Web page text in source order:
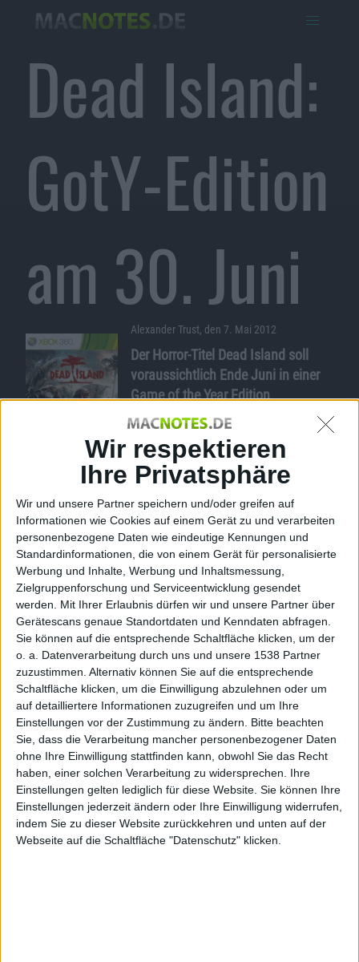
Wir respektieren
Ihre Privatsphäre
Wir und unsere Partner speichern und/oder greifen auf
Informationen wie Cookies auf einem Gerät zu und verarbeiten
personenbezogene Daten wie eindeutige Kennungen und
Standardinformationen, die von einem Gerät für personalisierte
Werbung und Inhalte, Werbung und Inhaltsmessung,
Zielgruppenforschung und Serviceentwicklung gesendet
werden.
Mit Ihrer Erlaubnis dürfen wir und unsere Partner über
Gerätescans genaue Standortdaten und Kenndaten abfragen.
Sie können auf die entsprechende Schaltfläche klicken, um der
o. a. Datenverarbeitung durch uns und unsere 1538 Partner
zuzustimmen. Alternativ können Sie auf die entsprechende
Schaltfläche klicken, um die Einwilligung abzulehnen oder um
auf detailliertere Informationen zuzugreifen und um Ihre
Einstellungen vor der Zustimmung zu ändern.
Bitte beachten
Sie, dass die Verarbeitung mancher personenbezogener Daten
ohne Ihre Einwilligung stattfinden kann, obwohl Sie das Recht
haben, einer solchen Verarbeitung zu widersprechen. Ihre
Einstellungen gelten lediglich für diese Website. Sie können Ihre
Einstellungen jederzeit ändern oder Ihre Einwilligung widerrufen,
indem Sie zu dieser Website zurückkehren und unten auf der
Webseite auf die Schaltfläche "Datenschutz" klicken.
Dead Island:
GotY-Edition
am 30. Juni
Alexander Trust, den 7. Mai 2012
Dead Island –
Der Horror-Titel Dead Island soll
voraussichtlich Ende Juni in einer
Game of the Year Edition
erscheinen. Anfang September
Windows PC, PlayStation 3 und
Xbox 360 erschienen, in
Wiemcvuk (engl.) schreibt, soll die GOTY-Edition des
Horror-Titels Dead Island Ende Juni dieses Jahres
erscheinen.
Das „British Board of Film Classification“, kurz BBFC,
hat selbige offenbar bereits zur Einstufung vorliegen
gehabt, so dass ein Release-Termin Ende Juni der
Wahrheit entsprechen könnte. Weitere Infos oder eine
Bestätigung des Termins seitens Deep Silver stehen
noch aus.
Anfang September vergangenen Jahres ist Dead
Island für PC, PlayStation 3 und Xbox 360 erschienen
– allerdings nicht in Deutschland. Bereits Im Mai
letzten Jahres haben wir euch eineVorschau zum
Horror-Titelpräsentiert. Drei DLC sind bislang zum
Horror-Game erscheinen. Vermutlich werden diese
auch Teil der „Game of the Year“-Edition sein.